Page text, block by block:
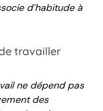
d’habitude à
travailler
ne dépend pas
des